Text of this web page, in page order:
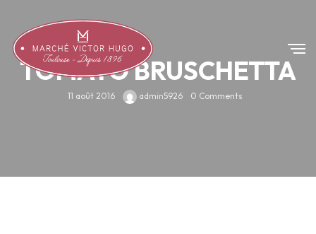
TOMATO BRUSCHETTA
11 août 2016 admin5926 0 Comments